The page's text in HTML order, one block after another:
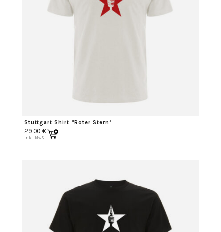
Stuttgart Shirt “Roter Stern”
29,00 €
inkl. MwSt.